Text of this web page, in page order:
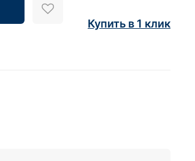
Купить в 1 клик